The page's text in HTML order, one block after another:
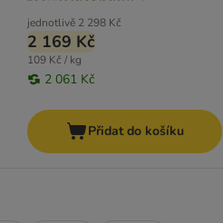
jednotlivě 2 298 Kč
2 169 Kč
109 Kč / kg
2 061 Kč
Přidat do košíku